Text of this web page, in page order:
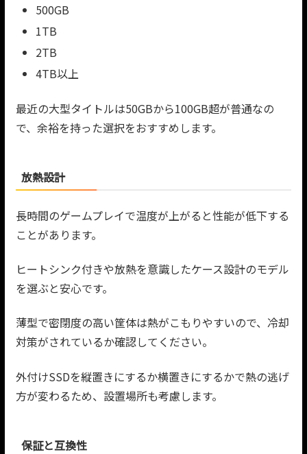
500GB
1TB
2TB
4TB以上
最近の大型タイトルは50GBから100GB超が普通なの
で、余裕を持った選択をおすすめします。
放熱設計
長時間のゲームプレイで温度が上がると性能が低下する
ことがあります。
ヒートシンク付きや放熱を意識したケース設計のモデル
を選ぶと安心です。
薄型で密閉度の高い筐体は熱がこもりやすいので、冷却
対策がされているか確認してください。
外付けSSDを縦置きにするか横置きにするかで熱の逃げ
方が変わるため、設置場所も考慮します。
保証と互換性